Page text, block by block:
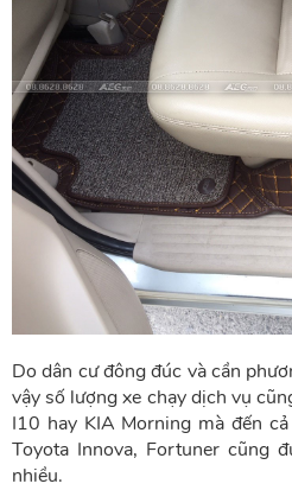
Do dân cư đông đúc và cần
vậy số lượng xe chạy dịch vụ
I10 hay KIA Morning mà đến
Toyota Innova, Fortuner cũng
nhiều.